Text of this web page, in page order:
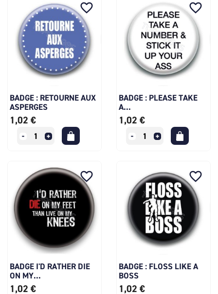
BADGE : RETOURNE AUX
ASPERGES
1,02 €
favorite_border
BADGE : PLEASE TAKE
A...
1,02 €
favorite_border
BADGE I'D RATHER DIE
ON MY...
1,02 €
favorite_border
BADGE : FLOSS LIKE A
BOSS
1,02 €
favorite_border